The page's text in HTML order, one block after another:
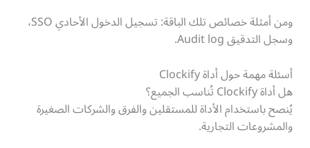
ومن أمثلة خصائص تلك الباقة: تسجيل الدخول الأحادي SSO،
وسجل التدقيق Audit log.
أسئلة مهمة حول أداة Clockify
هل أداة Clockify تُناسب الجميع؟
يُنصح باستخدام الأداة للمستقلين والفرق والشركات الصغيرة
والمشروعات التجارية.